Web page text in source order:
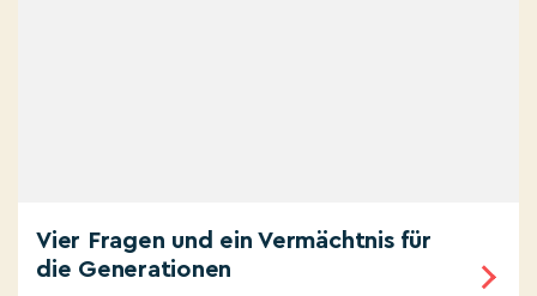
Vier Fragen und ein Vermächtnis für
die Generationen